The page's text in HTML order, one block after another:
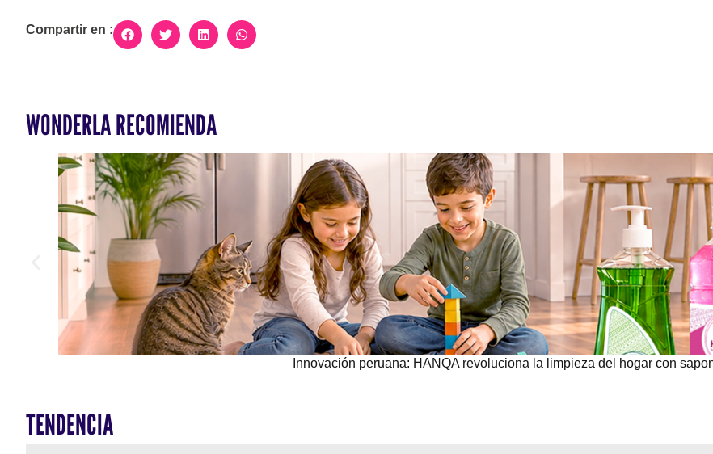
Compartir en :
WONDERLA RECOMIENDA
Innovación peruana: HANQA revoluciona la limpieza del hogar con
TENDENCIA